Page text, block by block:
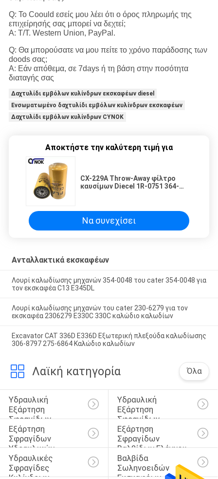
Q: Το Coould εσείς μου λέει ότι ο όρος πληρωμής της
επιχείρησής σας μπορεί να δεχτεί;
Α: T/T. Western Union, PayPal.
Q: Θα μπορούσατε να μου πείτε το χρόνο παράδοσης των
doods σας;
Α: Εάν απόθεμα, σε 7days ή τη βάση στην ποσότητα
διαταγής σας
Δαχτυλίδι εμβόλων κυλίνδρων εκσκαφέων diesel
Ενσωματωμένο δαχτυλίδι εμβόλων κυλίνδρων εκσκαφέων
Δαχτυλίδι εμβόλων κυλίνδρων CYNOK
Αποκτήστε την καλύτερη τιμή για
CX-229A Throw-Away φίλτρο
καυσίμων Diecel 1R-0751 364-
E312C E320D E323D
Να συνεχίσει
Ανταλλακτικά εκσκαφέων
Λουρί καλωδίωσης μηχανών 354-0048 του cater 354-0048 για
τον εκσκαφέα C13 E345DL
Λουρί καλωδίωσης μηχανών του cater 230-6279 για τον
εκσκαφέα 2306279 E330C 330C καλώδιο καλωδίων
Excavator CAT 336D E336D Εξωτερική πλεξούδα καλωδίωσης
306-8797 275-6864 Καλώδιο καλωδίων
Λαϊκή κατηγορία Όλα
Υδραυλική
Εξάρτηση
Σφραγίδων
Κυλίνδρων
Υδραυλική
Εξάρτηση
Σφραγίδων
Διακοπτών
Εξάρτηση
Σφραγίδων
Υδραυλικών
Αντλιών
Εξάρτηση
Σφραγίδων
Βαλβίδων Ελέγχου
Υδραυλικές
Σφραγίδες
Βαλβίδα
Σωληνοειδών